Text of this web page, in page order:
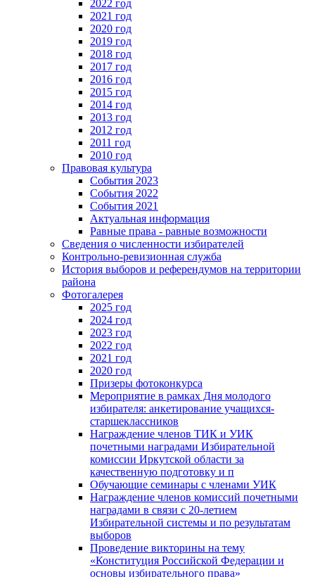
2022 год
2021 год
2020 год
2019 год
2018 год
2017 год
2016 год
2015 год
2014 год
2013 год
2012 год
2011 год
2010 год
Правовая культура
События 2023
События 2022
События 2021
Актуальная информация
Равные права - равные возможности
Сведения о численности избирателей
Контрольно-ревизионная служба
История выборов и референдумов на территории
района
Фотогалерея
2025 год
2024 год
2023 год
2022 год
2021 год
2020 год
Призеры фотоконкурса
Мероприятие в рамках Дня молодого
избирателя: анкетирование учащихся-
старшеклассников
Награждение членов ТИК и УИК
почетными наградами Избирательной
комиссии Иркутской области за
качественную подготовку и п
Обучающие семинары с членами УИК
Награждение членов комиссий почетными
наградами в связи с 20-летием
Избирательной системы и по результатам
выборов
Проведение викторины на тему
«Конституция Российской Федерации и
основы избирательного права»